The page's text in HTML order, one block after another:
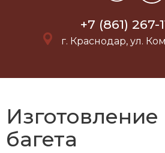
+7 (861) 267-
г. Краснодар, ул.
багета